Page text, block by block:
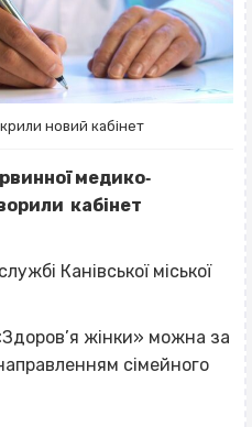
новий кабінет
медико‐
кабінет
Канівської міської
жінки» можна за
сімейного